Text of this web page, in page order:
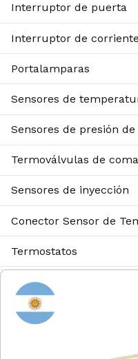
Interruptor de puerta
Interruptor de corriente
Portalamparas
Sensores de
Sensores de presión
Termoválvulas de
Sensores de inyección
Conector Sensor de
Termostatos